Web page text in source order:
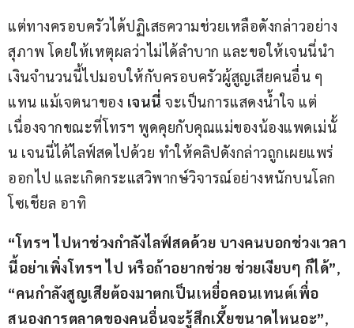
แต่ทางครอบครัวได้ปฏิเสธความช่วยเหลือดังกล่าวอย่าง
สุภาพ โดยให้เหตุผลว่าไม่ได้ลำบาก และขอให้เจนนี่นำ
เงินจำนวนนี้ไปมอบให้กับครอบครัวผู้สูญเสียคนอื่น ๆ
แทน แม้เจตนาของ เจนนี่ จะเป็นการแสดงน้ำใจ แต่
เนื่องจากขณะที่โทรฯ พูดคุยกับคุณแม่ของน้องแพดเม่นั้
น เจนนี่ได้ไลฟ์สดไปด้วย ทำให้คลิปดังกล่าวถูกเผยแพร่
ออกไป และเกิดกระแสวิพากษ์วิจารณ์อย่างหนักบนโลก
โซเชียล อาทิ
“โทรฯ ไปหาช่วงกำลังไลฟ์สดด้วย บางคนบอกช่วงเวลา
นี้อย่าเพิ่งโทรฯ ไป หรือถ้าอยากช่วย ช่วยเงียบๆ ก็ได้”,
“คนกำลังสูญเสียต้องมาตกเป็นเหยื่อคอนเทนต์เพื่อ
สนองการตลาดของคนอื่นจะรู้สึกเXี้ยขนาดไหนอะ”,